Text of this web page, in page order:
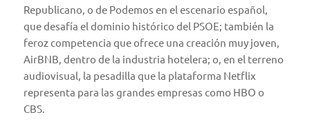
Republicano, o de Podemos en el escenario español,
que desafía el dominio histórico del PSOE; también la
feroz competencia que ofrece una creación muy joven,
AirBNB, dentro de la industria hotelera; o, en el terreno
audiovisual, la pesadilla que la plataforma Netflix
representa para las grandes empresas como HBO o
CBS.